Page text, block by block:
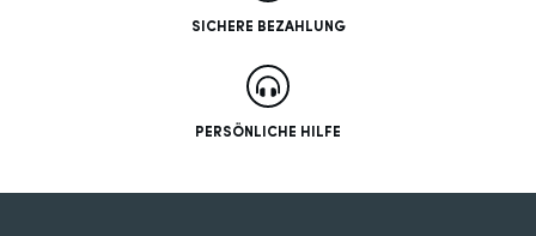
SICHERE BEZAHLUNG
PERSÖNLICHE HILFE